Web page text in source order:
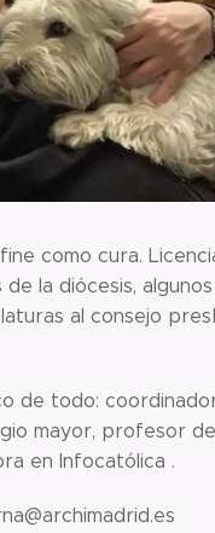
como cura.
la diócesis,
al consejo
de todo:
mayor, profesor
en Infocatólica .